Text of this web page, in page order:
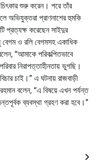
চিৎকার শুরু করেন। পরে তাঁর
অভিযুক্তরা প্রাণনাশের হুমকি
প্রত্যক্ষ করেছেন সাইদুর
বেগম ও রলি বেগমসহ একাধিক
“আমাকে পরিকল্পিতভাবে
নিরাপত্তাহীনতায় ভুগছি।
চাই।” এ ঘটনায় রাজবাড়ী
বলেন, “এ বিষয়ে এখন পর্যন্ত
ব্যবস্থা গ্রহণ করা হবে।”